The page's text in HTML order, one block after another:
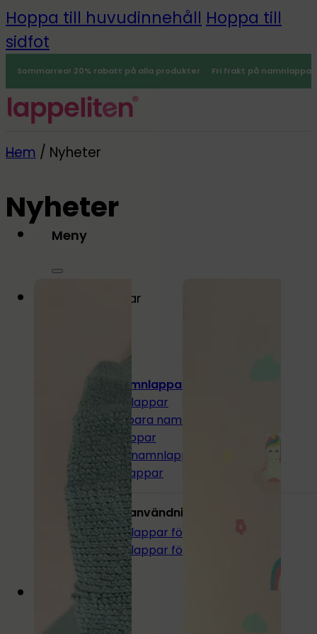
Hoppa till huvudinnehåll Hoppa till
sidfot
Sommarrea! 20% rabatt på alla produkter Fri frakt på namnlappar
Meny
Namnlappar
Alla namnlappar
Namnlappar
Strykbara namnlappar
Minilappar
Stora namnlappar
Pennlappar
Andra användningsområden:
Namnlappar för verktyg
Namnlappar för sjukhem
Mat
Hem / Nyheter
Nyheter